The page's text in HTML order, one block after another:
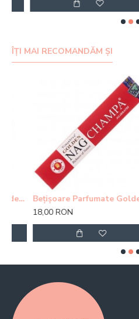
ÎȚI MAI RECOMANDĂM ȘI
Bețișoare Parfumate Golden Nag Champa Agarbatti
18,00 RON